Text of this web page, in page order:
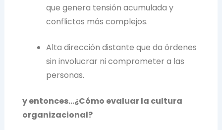
que genera tensión acumulada y
conflictos más complejos.
Alta dirección distante que da órdenes
sin involucrar ni comprometer a las
personas.
y entonces…¿Cómo evaluar la cultura
organizacional?